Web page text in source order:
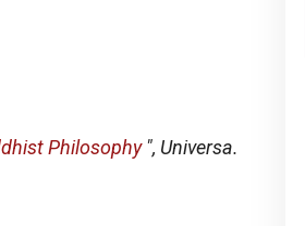
Philosophy", Universa.